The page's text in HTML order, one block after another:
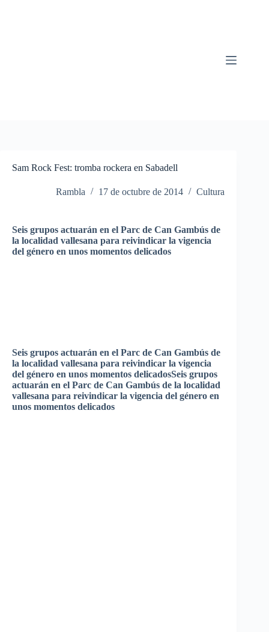
Sam Rock Fest: tromba rockera en Sabadell
Rambla 17 de octubre de 2014 Cultura
Seis grupos actuarán en el Parc de Can Gambús de
la localidad vallesana para reivindicar la vigencia
del género en unos momentos delicados
Seis grupos actuarán en el Parc de Can Gambús de
la localidad vallesana para reivindicar la vigencia
del género en unos momentos delicadosSeis grupos
actuarán en el Parc de Can Gambús de la localidad
vallesana para reivindicar la vigencia del género en
unos momentos delicados